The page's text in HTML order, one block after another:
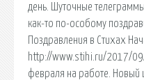
день. Шуточные
как-то по-особому
Поздравления в Стихах
http://www.stihi.ru/2017/
февраля на работе. Новый